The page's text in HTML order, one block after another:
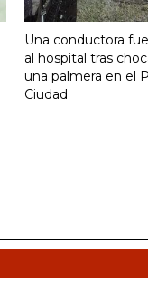
Una conductora
al hospital tras
una palmera en el
Ciudad